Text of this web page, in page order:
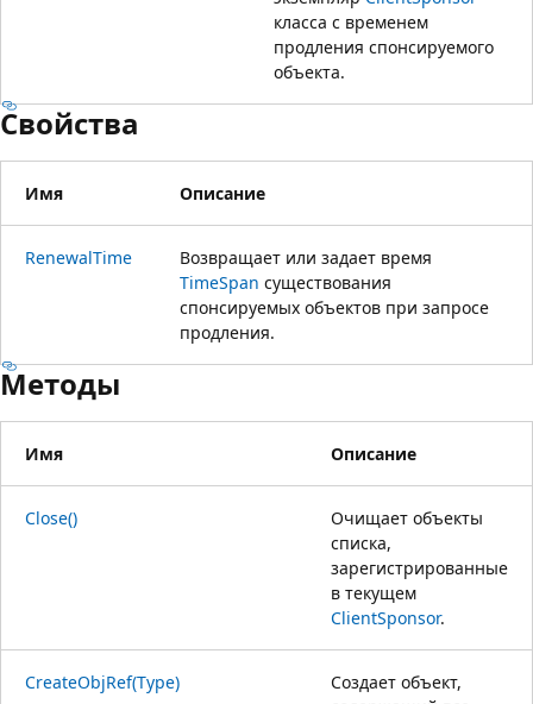
класса с временем
продления спонсируемого
объекта.
Свойства
Имя Описание
RenewalTime
Возвращает или задает время
TimeSpan существования
спонсируемых объектов при запросе
продления.
Методы
Имя Описание
Close()
Очищает объекты
списка,
зарегистрированные
в текущем
ClientSponsor.
CreateObjRef(Type)
Создает объект,